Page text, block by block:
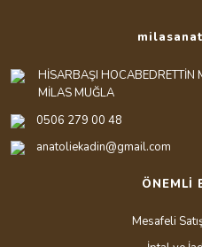
HİSARBAŞI HOCABEDRETTİN
MİLAS MUĞLA
0506 279 00 48
anatoliekadin@gmail.com
ÖNEMLİ
Mesafeli